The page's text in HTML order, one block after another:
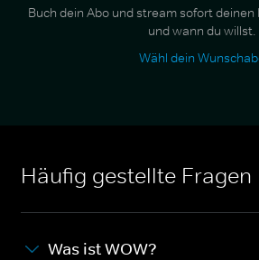
Buch dein Abo und stream sofort
und wann du willst.
Wähl dein
Häufig gestellte Fragen
Was ist WOW?